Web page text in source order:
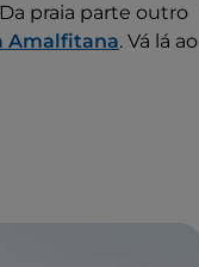
praia parte outro
Amalfitana. Vá lá ao